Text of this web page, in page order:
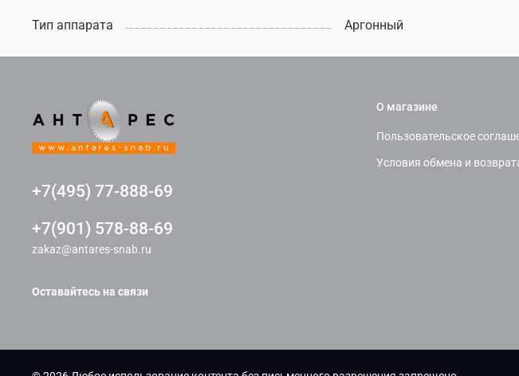
Тип аппарата Аргонный
О магазине
Пользовательское
Условия обмена и
+7(495) 77-888-69
+7(901) 578-88-69
zakaz@antares-snab.ru
Оставайтесь на связи